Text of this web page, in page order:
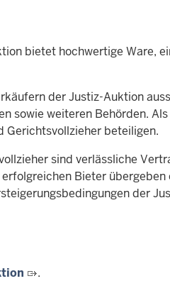
bietet hochwertige Ware,
der Justiz-Auktion
sowie weiteren Behörden.
Gerichtsvollzieher beteiligen.
sind verlässliche
Bieter übergeben
der
.